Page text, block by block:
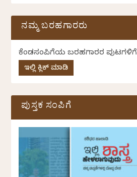
ನಮ್ಮ ಬರಹಗಾರರು
ಕೆಂಡಸಂಪಿಗೆಯ ಬರಹಗಾರರ ಪುಟಗಳಿಗೆ
ಇಲ್ಲಿ ಕ್ಲಿಕ್ ಮಾಡಿ
ಪುಸ್ತಕ ಸಂಪಿಗೆ